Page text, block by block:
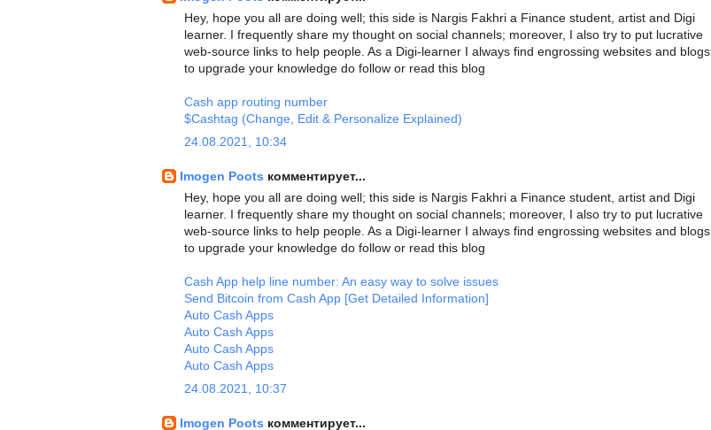
Hey, hope you all are doing well; this side is Nargis Fakhri a Finance student, artist and Digi
learner. I frequently share my thought on social channels; moreover, I also try to put lucrative
web-source links to help people. As a Digi-learner I always find engrossing websites and blogs,
to upgrade your knowledge do follow or read this blog
Cash app routing number
$Cashtag (Change, Edit & Personalize Explained)
24.08.2021, 10:34
Imogen Poots комментирует...
Hey, hope you all are doing well; this side is Nargis Fakhri a Finance student, artist and Digi
learner. I frequently share my thought on social channels; moreover, I also try to put lucrative
web-source links to help people. As a Digi-learner I always find engrossing websites and blogs,
to upgrade your knowledge do follow or read this blog
Cash App help line number: An easy way to solve issues
Send Bitcoin from Cash App [Get Detailed Information]
Auto Cash Apps
Auto Cash Apps
Auto Cash Apps
Auto Cash Apps
24.08.2021, 10:37
Imogen Poots комментирует...